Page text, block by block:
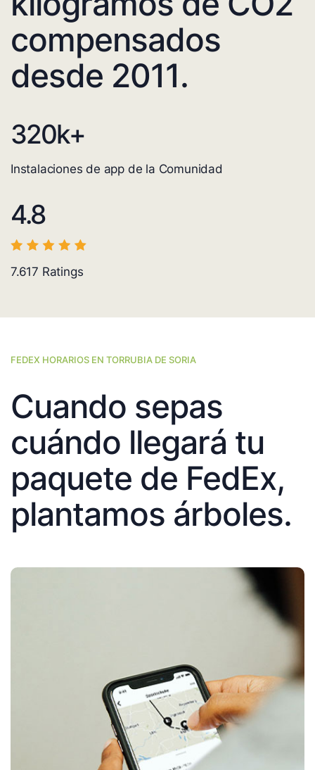
compensados
desde 2011.
320k+
Instalaciones de app de la Comunidad
4.8
7.617 Ratings
FEDEX HORARIOS EN TORRUBIA DE SORIA
Cuando sepas
cuándo llegará tu
paquete de FedEx,
plantamos árboles.